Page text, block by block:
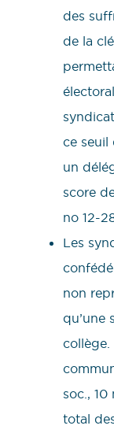
des
de la
ce seuil
un
score
no 12-
Les
non
qu’une
collège.
soc., 10
total